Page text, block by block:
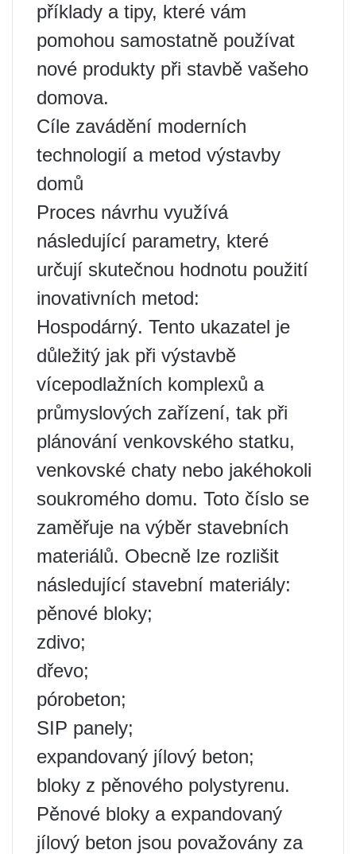
příklady a tipy, které vám
pomohou samostatně používat
nové produkty při stavbě vašeho
domova.
Cíle zavádění moderních
technologií a metod výstavby
domů
Proces návrhu využívá
následující parametry, které
určují skutečnou hodnotu použití
inovativních metod:
Hospodárný. Tento ukazatel je
důležitý jak při výstavbě
vícepodlažních komplexů a
průmyslových zařízení, tak při
plánování venkovského statku,
venkovské chaty nebo jakéhokoli
soukromého domu. Toto číslo se
zaměřuje na výběr stavebních
materiálů. Obecně lze rozlišit
následující stavební materiály:
pěnové bloky;
zdivo;
dřevo;
pórobeton;
SIP panely;
expandovaný jílový beton;
bloky z pěnového polystyrenu.
Pěnové bloky a expandovaný
jílový beton jsou považovány za